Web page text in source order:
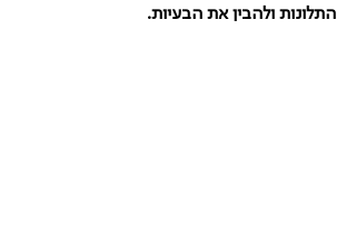
התלונות ולהבין את הבעיות.